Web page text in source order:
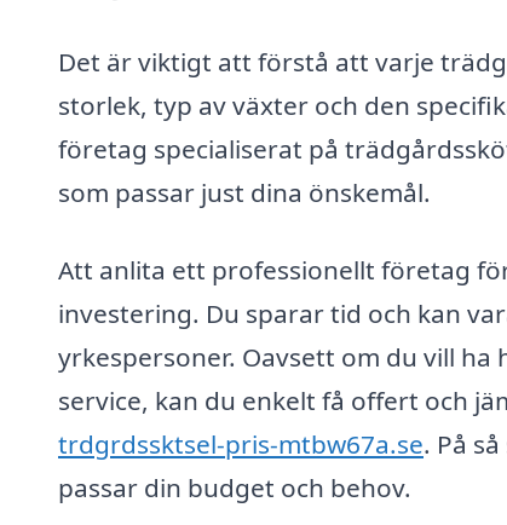
Det är viktigt att förstå att varje
storlek, typ av växter och den
företag specialiserat på
som passar just dina önskemål.
Att anlita ett professionellt företag
investering. Du sparar tid och kan
yrkespersoner. Oavsett om du vill
service, kan du enkelt få offert och
trdgrdssktsel-pris-mtbw67a.se. På
passar din budget och behov.